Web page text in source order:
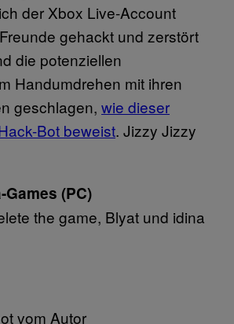
der Xbox Live-Account
gehackt und zerstört
die potenziellen
Handumdrehen mit ihren
geschlagen, wie dieser
Bot beweist. Jizzy Jizzy
Games (PC)
the game, Blyat und idina
vom Autor